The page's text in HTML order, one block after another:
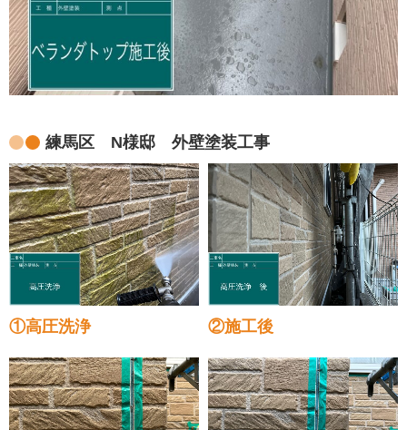
練馬区 N様邸 外壁塗装工事
①高圧洗浄 ②施工後